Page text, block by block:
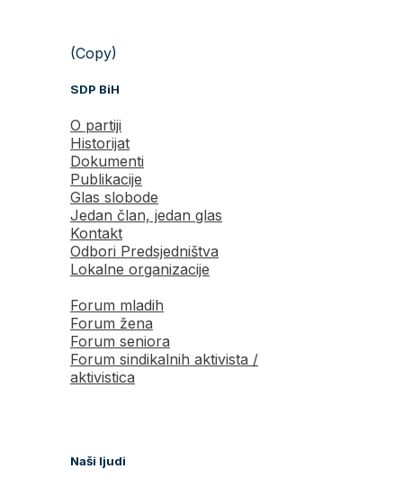
(Copy)
SDP BiH
O partiji
Historijat
Dokumenti
Publikacije
Glas slobode
Jedan član, jedan glas
Kontakt
Odbori Predsjedništva
Lokalne organizacije
Forum mladih
Forum žena
Forum seniora
Forum sindikalnih aktivista /
aktivistica
Naši ljudi